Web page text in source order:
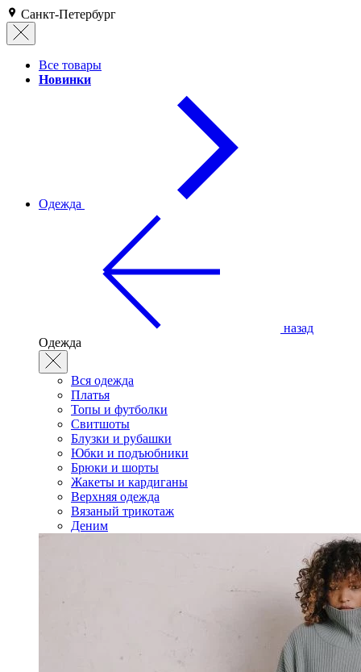
Санкт-Петербург
Все товары
Новинки
Одежда
назад
Одежда
Вся одежда
Платья
Топы и футболки
Свитшоты
Блузки и рубашки
Юбки и подъюбники
Брюки и шорты
Жакеты и кардиганы
Верхняя одежда
Вязаный трикотаж
Деним